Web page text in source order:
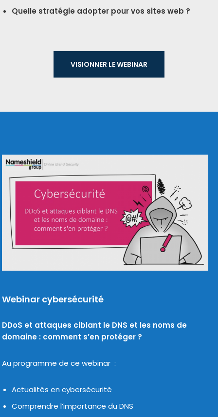
Quelle stra­té­gie adop­ter pour vos sites web ?
VISIONNER LE WEBI­NAR
Webinar cybersécurité
DDoS et attaques ciblant le DNS et les noms de
domaine : com­ment s’en pro­té­ger ?
Au pro­gramme de ce webi­nar :
Actualités en cyber­sé­cu­ri­té
Comprendre l’im­por­tance du DNS